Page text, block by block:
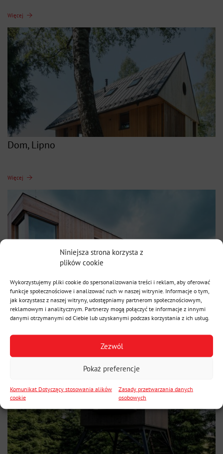
Niniejsza strona korzysta z
plików cookie
Wykorzystujemy pliki cookie do spersonalizowania treści i reklam, aby oferować
funkcje społecznościowe i analizować ruch w naszej witrynie. Informacje o tym,
jak korzystasz z naszej witryny, udostępniamy partnerom społecznościowym,
reklamowym i analitycznym. Partnerzy mogą połączyć te informacje z innymi
danymi otrzymanymi od Ciebie lub uzyskanymi podczas korzystania z ich usług.
Zezwól
Pokaż preferencje
Komunikat Dotyczący stosowania alików
cookie
Zasady przetwarzania danych
osobowych
Więcej
Dom, Lipno
Więcej
Dom Kultury, M. Hradiště
Więcej